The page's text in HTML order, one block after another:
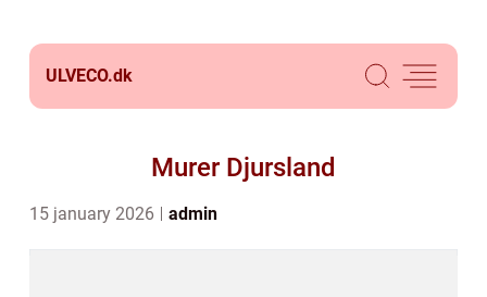
ULVECO.dk
Murer Djursland
15 january 2026 admin